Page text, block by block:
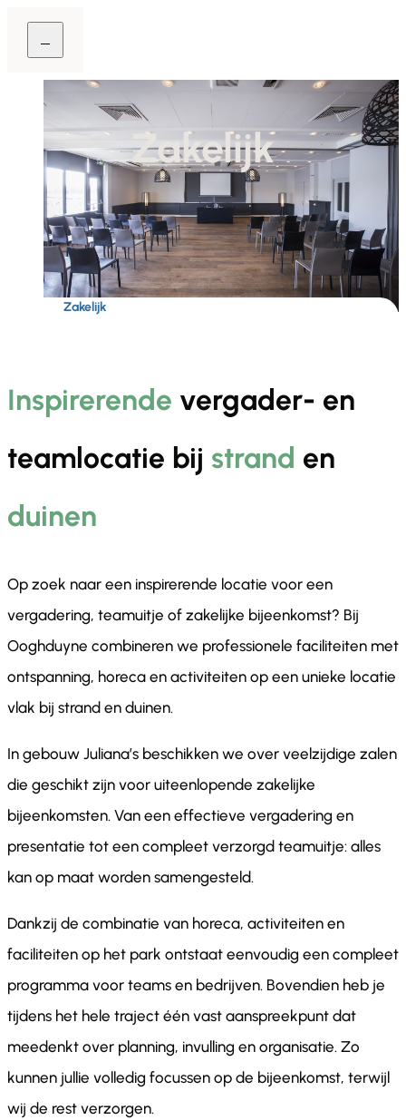
Zakelijk
Zakelijk
Inspirerende vergader- en
teamlocatie bij strand en
duinen
Op zoek naar een inspirerende locatie voor een
vergadering, teamuitje of zakelijke bijeenkomst? Bij
Ooghduyne combineren we professionele faciliteiten met
ontspanning, horeca en activiteiten op een unieke locatie
vlak bij strand en duinen.
In gebouw Juliana’s beschikken we over veelzijdige zalen
die geschikt zijn voor uiteenlopende zakelijke
bijeenkomsten. Van een effectieve vergadering en
presentatie tot een compleet verzorgd teamuitje: alles
kan op maat worden samengesteld.
Dankzij de combinatie van horeca, activiteiten en
faciliteiten op het park ontstaat eenvoudig een compleet
programma voor teams en bedrijven. Bovendien heb je
tijdens het hele traject één vast aanspreekpunt dat
meedenkt over planning, invulling en organisatie. Zo
kunnen jullie volledig focussen op de bijeenkomst, terwijl
wij de rest verzorgen.